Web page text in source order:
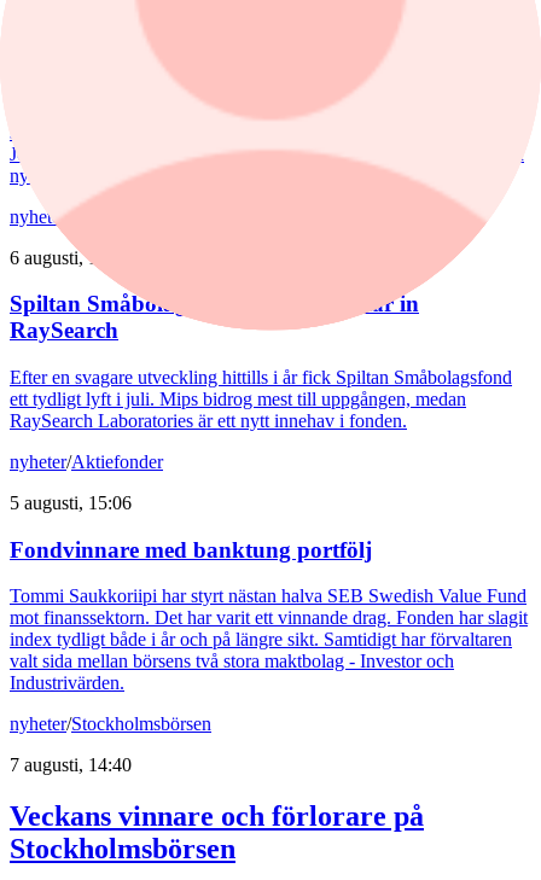
Försvarsförvaltarna spår ny tillväxtfas: ”Goda
förutsättningar”
De europeiska försvarsbolagen visar rekordstora orderböcker,
stigande omsättning och förbättrade marginaler. Enligt förvaltarna
Joakim Agerback och Shayan Heidari går nu försvarssektorn in i en
ny tillväxtfas.
nyheter/
6 augusti, 14:51
Spiltan Småbolagsfond lyfte i juli – tar in
RaySearch
Efter en svagare utveckling hittills i år fick Spiltan Småbolagsfond
ett tydligt lyft i juli. Mips bidrog mest till uppgången, medan
RaySearch Laboratories är ett nytt innehav i fonden.
nyheter/Aktiefonder
5 augusti, 15:06
Fondvinnare med banktung portfölj
Tommi Saukkoriipi har styrt nästan halva SEB Swedish Value Fund
mot finanssektorn. Det har varit ett vinnande drag. Fonden har slagit
index tydligt både i år och på längre sikt. Samtidigt har förvaltaren
valt sida mellan börsens två stora maktbolag - Investor och
Industrivärden.
nyheter/Stockholmsbörsen
7 augusti, 14:40
Veckans vinnare och förlorare på
Stockholmsbörsen